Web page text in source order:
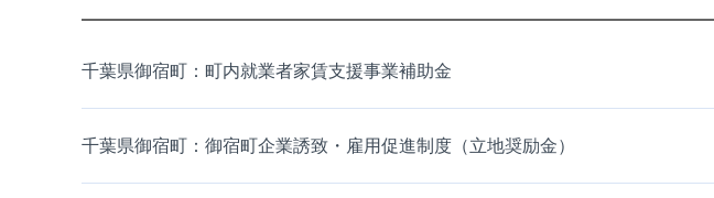
千葉県御宿町：町内就業者家賃支援事業補助金
千葉県御宿町：御宿町企業誘致・雇用促進制度（立地奨励金）